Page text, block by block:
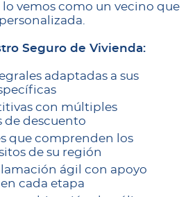
vemos como un vecino que
Seguro de Vivienda:
adaptadas a sus
con múltiples
descuento
que comprenden los
de su región
ágil con apoyo
cada etapa